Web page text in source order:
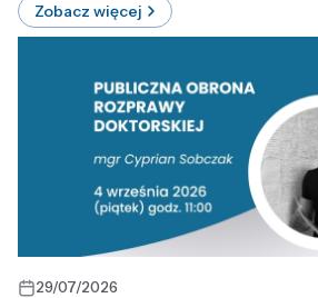
Zobacz więcej
29/07/2026